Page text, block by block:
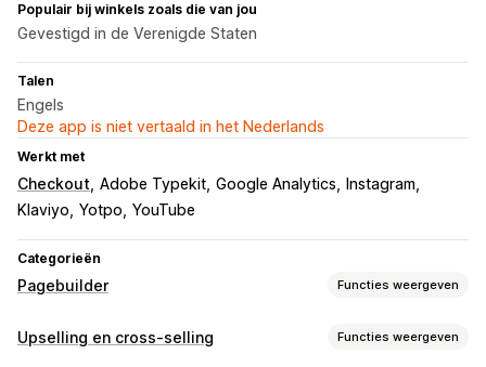
Populair bij winkels zoals die van jou
Gevestigd in de Verenigde Staten
Talen
Engels
Deze app is niet vertaald in het Nederlands
Werkt met
Checkout Adobe Typekit Google Analytics
Instagram
Klaviyo Yotpo YouTube
Categorieën
Pagebuilder Functies weergeven
Soorten pagina's
Upselling en cross-selling Functies weergeven